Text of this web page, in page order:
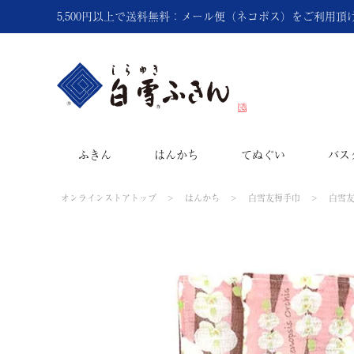
5,500円以上で送料無料：メール便（ネコポス）をご利用頂
ふきん はんかち てぬぐい バス
オンラインストアトップ はんかち 白雪友禅手巾 白雪